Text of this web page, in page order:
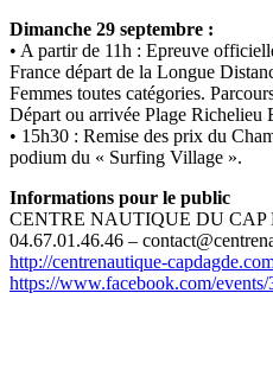
Dimanche 29 septembre :
• A partir de 11h : Epreuve
France départ de la Longue
Femmes toutes catégories.
Départ ou arrivée Plage Richelieu
• 15h30 : Remise des prix du
podium du « Surfing Village ».
Informations pour le public
CENTRE NAUTIQUE DU CAP
04.67.01.46.46 –
http://centrenautique-
https://www.facebook.com/